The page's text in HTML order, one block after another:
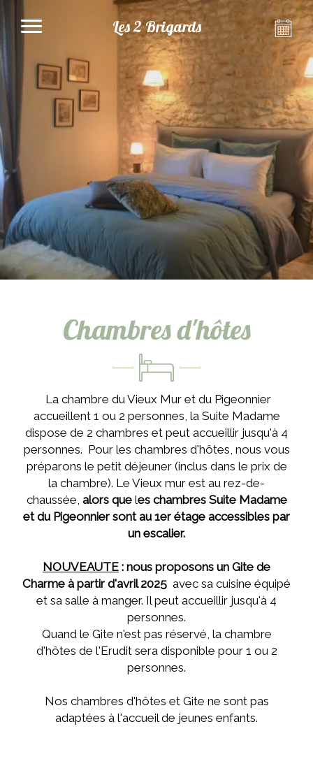
Les 2 Brigards
Chambres d'hôtes
La chambre du Vieux Mur et du Pigeonnier
accueillent 1 ou 2 personnes, la Suite Madame
dispose de 2 chambres et peut accueillir jusqu'à 4
personnes. Pour les chambres d'hôtes, nous vous
préparons le petit déjeuner (inclus dans le prix de
la chambre). Le Vieux mur est au rez-de-
chaussée, alors queles chambres Suite Madame
et du Pigeonnier sont au 1er étage accessibles par
un escalier.
NOUVEAUTE : nous proposons un Gite de
Charme à partir d'avril 2025 avec sa cuisine équipé
et sa salle à manger. Il peut accueillir jusqu'à 4
personnes.
Quand le Gite n'est pas réservé, la chambre
d'hôtes de l'Erudit sera disponible pour 1 ou 2
personnes.
Nos chambres d'hôtes et Gite ne sont pas
adaptées à l'accueil de jeunes enfants.